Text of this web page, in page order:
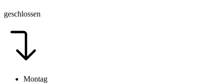
geschlossen
Montag